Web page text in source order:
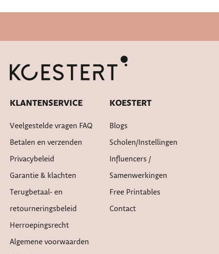
Cadeautje bij bestelling
KLANTENSERVICE
Veelgestelde vragen FAQ
Betalen en verzenden
Privacybeleid
Garantie & klachten
Terugbetaal- en
retourneringsbeleid
Herroepingsrecht
Algemene voorwaarden
KOESTERT
Blogs
Scholen/instellingen
Influencers /
Samenwerkingen
Free Printables
Contact